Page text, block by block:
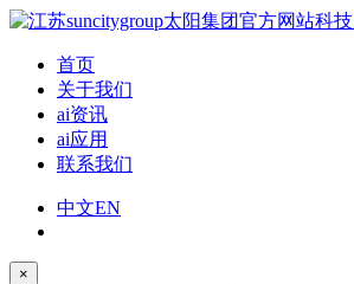
首页
关于我们
ai资讯
ai应用
联系我们
中文EN
×